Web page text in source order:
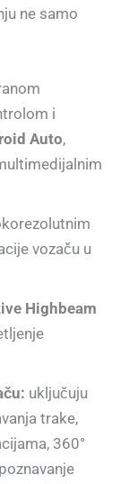
ne samo
i
Auto,
vozaču u
Highbeam
uključuju
trake,
360°